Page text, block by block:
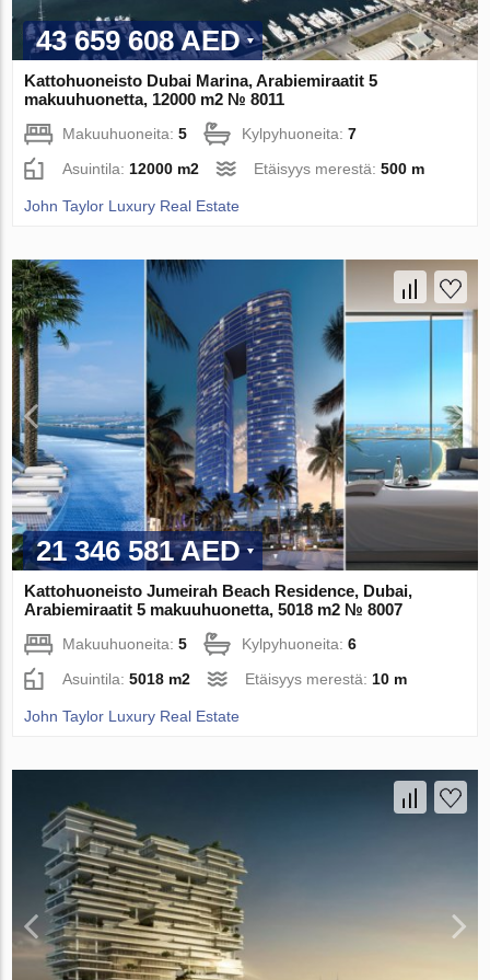
43 659 608 AED
Kattohuoneisto Dubai Marina, Arabiemiraatit 5
makuuhuonetta, 12000 m2 № 8011
Makuuhuoneita:5 Kylpyhuoneita:7
Asuintila:12000 m2 Etäisyys merestä:500 m
John Taylor Luxury Real Estate
21 346 581 AED
Kattohuoneisto Jumeirah Beach Residence, Dubai,
Arabiemiraatit 5 makuuhuonetta, 5018 m2 № 8007
Makuuhuoneita:5 Kylpyhuoneita:6
Asuintila:5018 m2 Etäisyys merestä: 10 m
John Taylor Luxury Real Estate